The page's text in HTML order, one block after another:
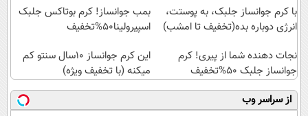
با کرم جوانساز جلبک، به پوستت،
انرژی دوباره بده(تخفیف تا امشب)
بمب جوانساز! کرم بوتاکس جلبک
اسپیرولینا50%تخفیف
نجات دهنده شما از پیری! کرم
جوانساز جلبک 50%تخفیف
این کرم جوانساز 10سال سنتو کم
میکنه (با تخفیف ویژه)
از سراسر وب